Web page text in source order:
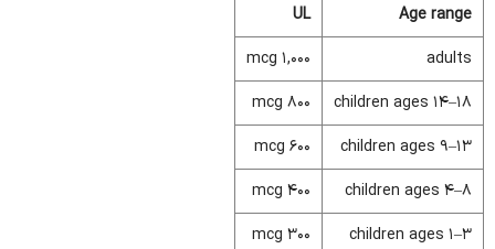
Age range
UL
adults
1,000 mcg
children ages 14–18
800 mcg
children ages 9–13
600 mcg
children ages 4–8
400 mcg
children ages 1–3
300 mcg